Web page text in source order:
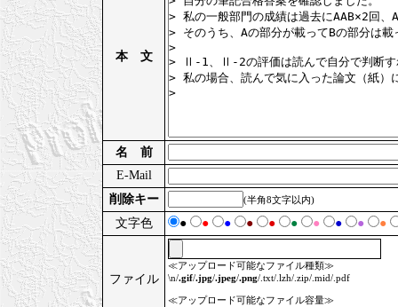
本 文
名 前
E-Mail
削除キー
(半角8文字以内)
文字色 ● ● ● ● ● ● ● ● ● ●
ファイル
≪アップロード可能なファイル種類≫
\n/.gif/.jpg/.jpeg/.png/.txt/.lzh/.zip/.mid/.pdf
≪アップロード可能なファイル容量≫